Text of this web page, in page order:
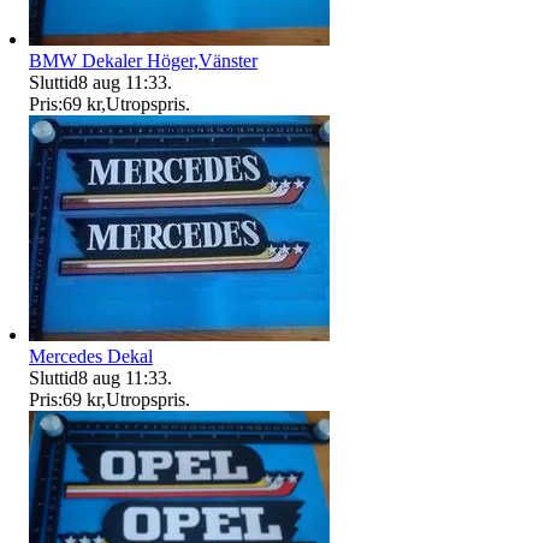
BMW Dekaler Höger,Vänster
Sluttid8 aug 11:33.
Pris:69 kr,Utropspris.
Mercedes Dekal
Sluttid8 aug 11:33.
Pris:69 kr,Utropspris.